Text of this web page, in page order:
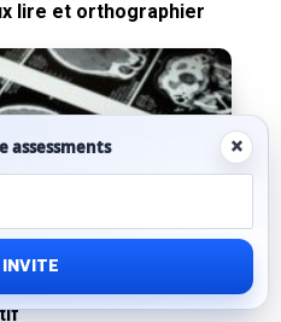
lire et orthographier
protéger le
l’accumulation de
assessments ×